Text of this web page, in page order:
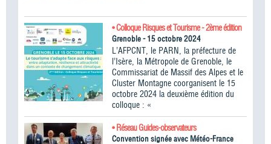
• Colloque Risques et Tourisme - 2ème édition
Grenoble - 15 octobre 2024
L’AFPCNT, le PARN, la préfecture de
l’Isère, la Métropole de Grenoble, le
Commissariat de Massif des Alpes et le
Cluster Montagne coorganisent le 15
octobre 2024 la deuxième édition du
colloque : «
• Réseau Guides-observateurs
Convention signée avec Météo-France